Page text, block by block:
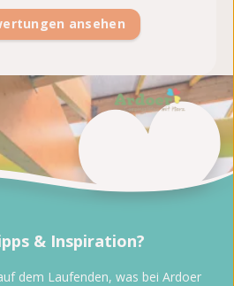
ansehen
& Inspiration?
dem Laufenden, was bei Ardoer